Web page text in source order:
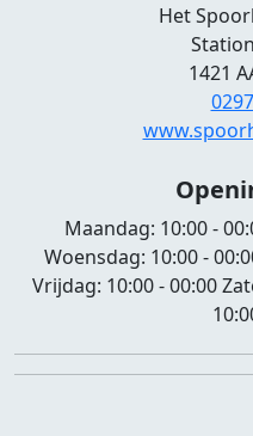
Het
1421
Maandag: 10:00 -
Woensdag: 10:00 -
Vrijdag: 10:00 - 00:00